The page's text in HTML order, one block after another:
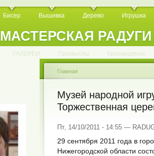
МАСТЕРСКАЯ РАДУГИ
Бисер Вышивка Дерево Игрушка
. . . . . . . .
ГАЛЕРЕИ Промыслы Краеведение
Главная
Музей народной
Торжественная
Пт, 14/10/2011 - 14:55 —
29 сентября 2011 года в
Нижегородской области